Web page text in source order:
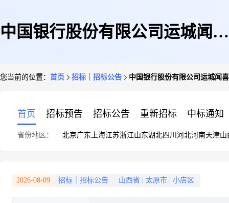
中国银行股份有限公司运城闻喜
您当前的位置： 首页 招标｜招标公告 中国银行股份有限公司运城闻
首页 招标预告 招标公告 重新招标 中标通知
省份地区： 北京广东 上海江苏浙江山东湖北四川 河北河南天津山
2026-08-09 招标｜招标公告 山西省 太原市 小店区